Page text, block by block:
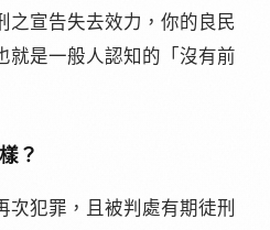
之宣告失去效力，你的良民
就是一般人認知的「沒有前
？
次犯罪，且被判處有期徒刑